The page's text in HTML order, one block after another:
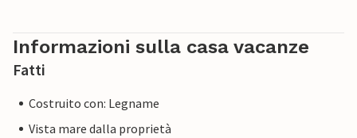
Informazioni sulla casa vacanze
Fatti
Costruito con: Legname
Vista mare dalla proprietà